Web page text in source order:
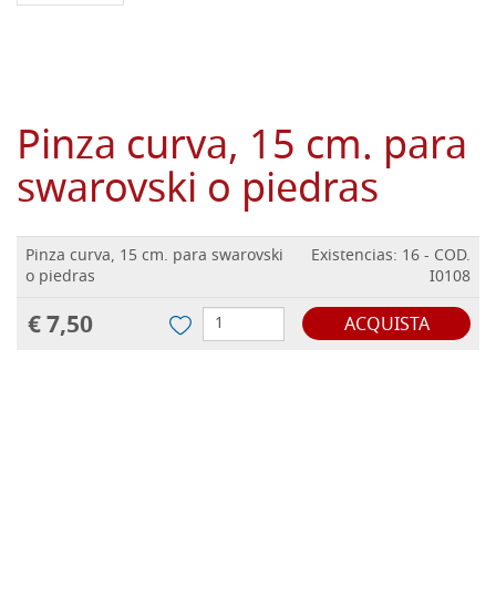
Pinza curva, 15 cm. para
swarovski o piedras
Pinza curva, 15 cm. para swarovski
o piedras
Existencias: 16 - COD.
I0108
€ 7,50 ACQUISTA